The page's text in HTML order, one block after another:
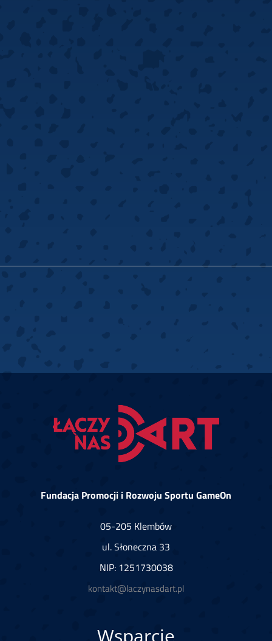
Fundacja Promocji i Rozwoju Sportu GameOn
05-205 Klembów
ul. Słoneczna 33
NIP: 1251730038
kontakt@laczynasdart.pl